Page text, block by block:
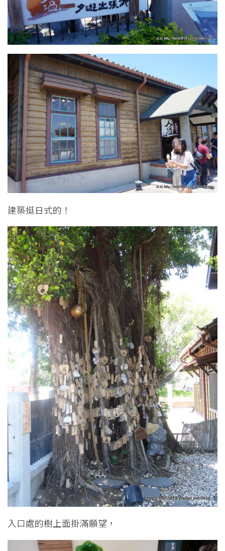
建築挺日式的！
入口處的樹上面掛滿願望，